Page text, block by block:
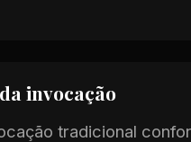
invocação
tradicional